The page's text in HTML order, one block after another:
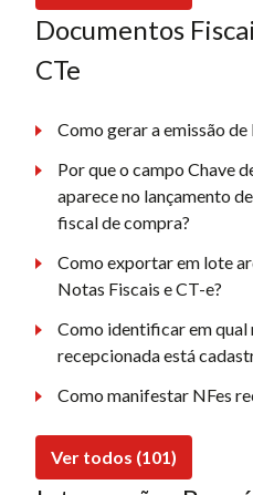
Documentos
CTe
Como gerar a emissão
Por que o campo Chave
aparece no lançamento
fiscal de compra?
Como exportar em lote
Notas Fiscais e CT-e?
Como identificar em qual
recepcionada está
Como manifestar NFes
Ver todos (101)